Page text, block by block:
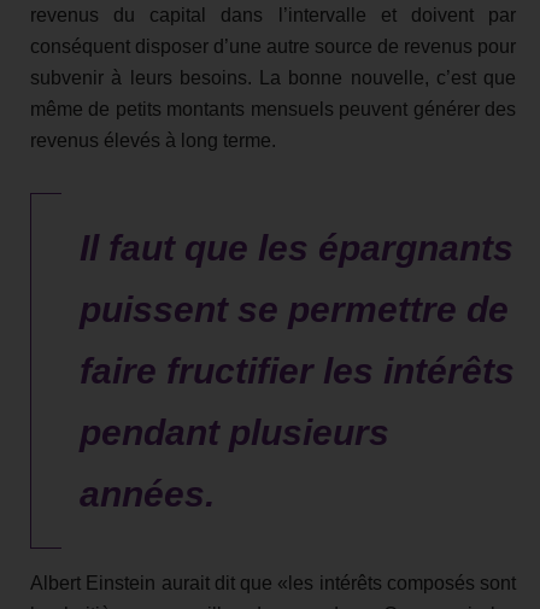
revenus du capital dans l’intervalle et doivent par
conséquent disposer d’une autre source de revenus pour
subvenir à leurs besoins. La bonne nouvelle, c’est que
même de petits montants mensuels peuvent générer des
revenus élevés à long terme.
Il faut que les épargnants
puissent se permettre de
faire fructifier les intérêts
pendant plusieurs
années.
Albert Einstein aurait dit que «les intérêts composés sont